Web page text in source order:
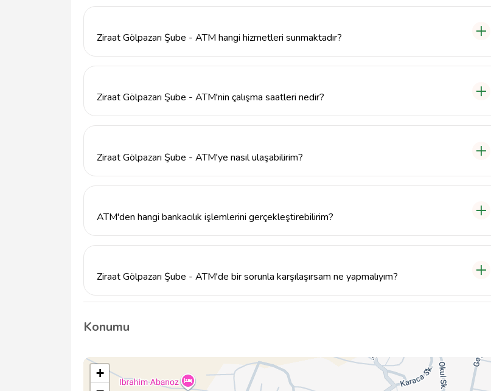
Ziraat Gölpazarı Şube - ATM hangi hizmetleri sunmaktadır?
Ziraat Gölpazarı Şube - ATM'nin çalışma saatleri nedir?
Ziraat Gölpazarı Şube - ATM'ye nasıl ulaşabilirim?
ATM'den hangi bankacılık işlemlerini gerçekleştirebilirim?
Ziraat Gölpazarı Şube - ATM'de bir sorunla karşılaşırsam ne yapmalıyım?
Herhangi bir sorunla karşılaştığınızda, Ziraat Bankası müşteri hizmetleri ile iletişime geçebilir
Konumu
+